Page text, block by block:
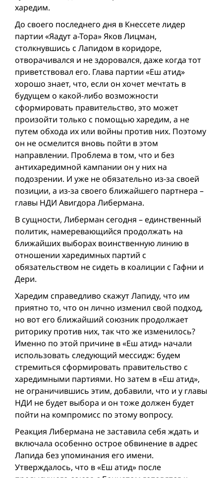
харедим.
До своего последнего дня в Кнессете лидер
партии «Яадут а-Тора» Яков Лицман,
столкнувшись с Лапидом в коридоре,
отворачивался и не здоровался, даже когда тот
приветствовал его. Глава партии «Еш атид»
хорошо знает, что, если он хочет мечтать в
будущем о какой-либо возможности
сформировать правительство, это может
произойти только с помощью харедим, а не
путем обхода их или войны против них. Поэтому
он не осмелится вновь пойти в этом
направлении. Проблема в том, что и без
антихаредимной кампании он у них на
подозрении. И уже не обязательно из-за своей
позиции, а из-за своего ближайшего партнера –
главы НДИ Авигдора Либермана.
В сущности, Либерман сегодня – единственный
политик, намеревающийся продолжать на
ближайших выборах воинственную линию в
отношении харедимных партий с
обязательством не сидеть в коалиции с Гафни и
Дери.
Харедим справедливо скажут Лапиду, что им
приятно то, что он лично изменил свой подход,
но вот его ближайший союзник продолжает
риторику против них, так что же изменилось?
Именно по этой причине в «Еш атид» начали
использовать следующий мессидж: будем
стремиться сформировать правительство с
харедимными партиями. Но затем в «Еш атид»,
не ограничившись этим, добавили, что и у главы
НДИ не будет выбора и он тоже должен будет
пойти на компромисс по этому вопросу.
Реакция Либермана не заставила себя ждать и
включала особенно острое обвинение в адрес
Лапида без упоминания его имени.
Утверждалось, что в «Еш атид» после